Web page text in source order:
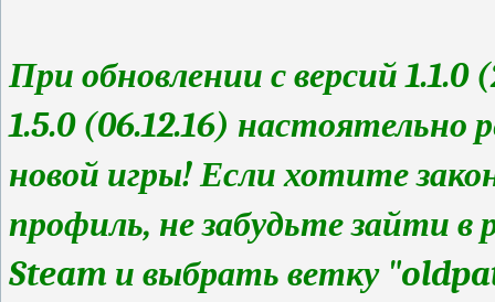
При обновлении с версий 1.1.0
1.5.0 (06.12.16) настоятельно
новой игры! Если хотите
профиль, не забудьте зайти
Steam и выбрать ветку